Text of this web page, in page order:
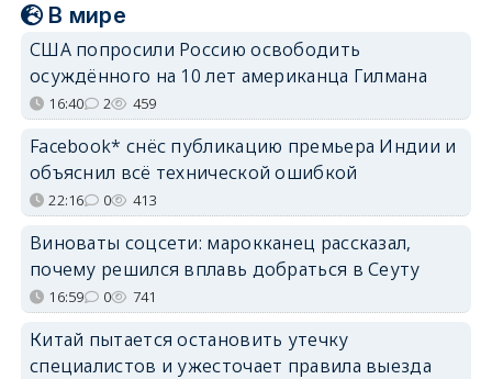
В мире
США попросили Россию освободить
осуждённого на 10 лет американца Гилмана
16:40 2 459
Facebook* снёс публикацию премьера Индии и
объяснил всё технической ошибкой
22:16 0 413
Виноваты соцсети: марокканец рассказал,
почему решился вплавь добраться в Сеуту
16:59 0 741
Китай пытается остановить утечку
специалистов и ужесточает правила выезда